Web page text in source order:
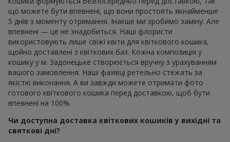
що можете бути впевнені, що вони простоять якнайменше
5 днів з моменту отримання. Інакше ми зробимо заміну. Але
впевнені — це не знадобиться. Наші флористи
використовують лише свіжі квіти для квіткового кошика,
щойно доставлені з квіткових баз. Кожна композиція у
кошику у м. Задонецьке створюється вручну з урахуванням
вашого замовлення. Наші фахівці ретельно стежать за
якістю виконання. А ви завжди можете отримати фото
готового квіткового кошика перед доставкою, щоб бути
впевнені на 100%.
Чи доступна доставка квіткових кошиків у вихідні та
святкові дні?